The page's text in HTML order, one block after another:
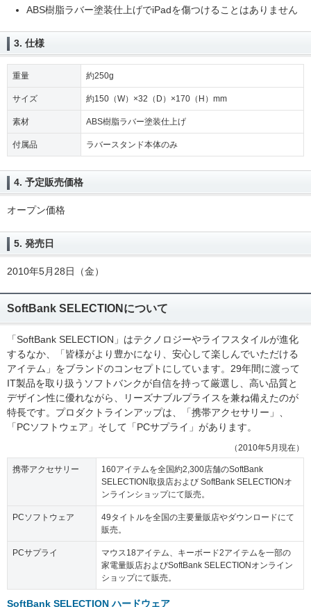
ABS樹脂ラバー塗装仕上げでiPadを傷つけることはありません
3. 仕様
重量 約250g
サイズ 約150（W）×32（D）×170（H）mm
素材 ABS樹脂ラバー塗装仕上げ
付属品 ラバースタンド本体のみ
4. 予定販売価格
オープン価格
5. 発売日
2010年5月28日（金）
SoftBank SELECTIONについて
「SoftBank SELECTION」はテクノロジーやライフスタイルが進化
するなか、「皆様がより豊かになり、安心して楽しんでいただける
アイテム」をブランドのコンセプトにしています。29年間に渡って
IT製品を取り扱うソフトバンクが自信を持って厳選し、高い品質と
デザイン性に優れながら、リーズナブルプライスを兼ね備えたのが
特長です。プロダクトラインアップは、「携帯アクセサリー」、
「PCソフトウェア」そして「PCサプライ」があります。
（2010年5月現在）
携帯アクセサリー
160アイテムを全国約2,300店舗のSoftBank
SELECTION取扱店および SoftBank SELECTIONオ
ンラインショップにて販売。
PCソフトウェア
49タイトルを全国の主要量販店やダウンロードにて
販売。
PCサプライ
マウス18アイテム、キーボード2アイテムを一部の
家電量販店およびSoftBank SELECTIONオンライン
ショップにて販売。
SoftBank SELECTION ハードウェア